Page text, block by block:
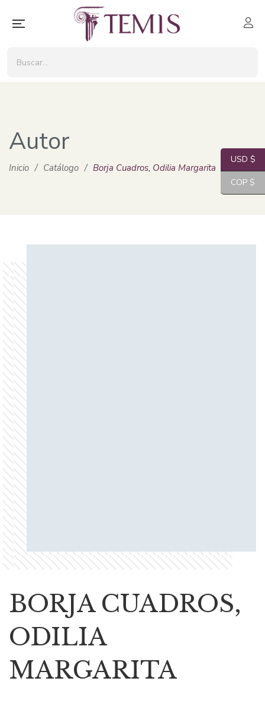
Autor
Inicio / Catálogo / Borja Cuadros, Odilia Margarita
BORJA CUADROS,
ODILIA
MARGARITA
USD $
COP $